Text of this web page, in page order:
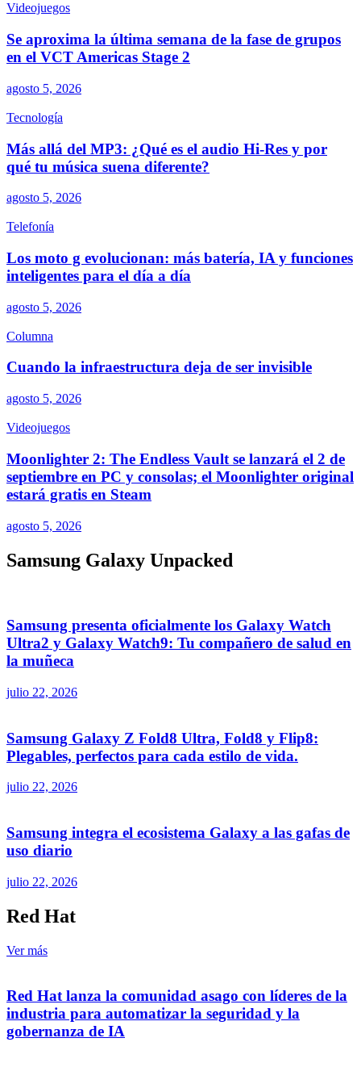
Videojuegos
Se aproxima la última semana de la fase de grupos
en el VCT Americas Stage 2
agosto 5, 2026
Tecnología
Más allá del MP3: ¿Qué es el audio Hi-Res y por
qué tu música suena diferente?
agosto 5, 2026
Telefonía
Los moto g evolucionan: más batería, IA y funciones
inteligentes para el día a día
agosto 5, 2026
Columna
Cuando la infraestructura deja de ser invisible
agosto 5, 2026
Videojuegos
Moonlighter 2: The Endless Vault se lanzará el 2 de
septiembre en PC y consolas; el Moonlighter original
estará gratis en Steam
agosto 5, 2026
Samsung Galaxy Unpacked
Samsung presenta oficialmente los Galaxy Watch
Ultra2 y Galaxy Watch9: Tu compañero de salud en
la muñeca
julio 22, 2026
Samsung Galaxy Z Fold8 Ultra, Fold8 y Flip8:
Plegables, perfectos para cada estilo de vida.
julio 22, 2026
Samsung integra el ecosistema Galaxy a las gafas de
uso diario
julio 22, 2026
Red Hat
Ver más
Red Hat lanza la comunidad asago con líderes de la
industria para automatizar la seguridad y la
gobernanza de IA